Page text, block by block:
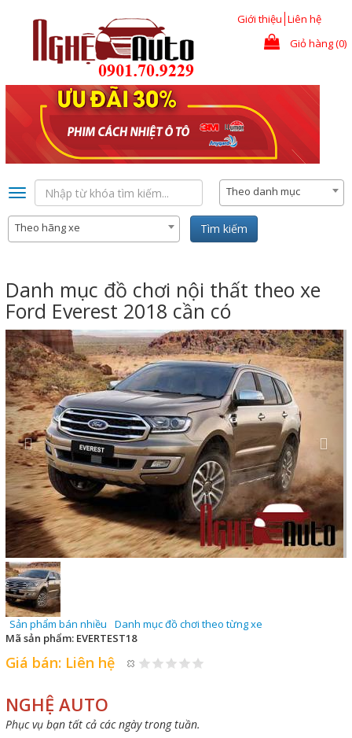
Giới thiệu Liên hệ
Giỏ hàng (0)
Toggle
navigation
Theo danh mục
Theo hãng xe Tìm kiếm
Danh mục đồ chơi nội thất theo xe
Ford Everest 2018 cần có
Previous
Sản phẩm bán nhiều
Danh mục đồ chơi theo từng xe
Mã sản phẩm: EVERTEST18
Giá bán: Liên hệ
NGHỆ AUTO
Phục vụ bạn tất cả các ngày trong tuần.